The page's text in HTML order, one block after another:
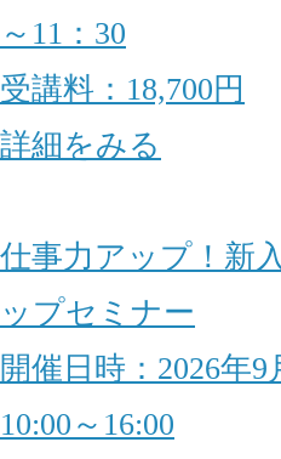
～11：30
受講料：18,700円
詳細をみる
仕事力アップ！新
ップセミナー
開催日時：2026年9
10:00～16:00